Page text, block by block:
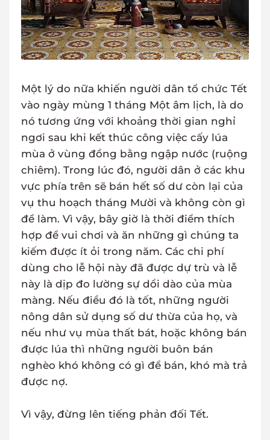
Một lý do nữa khiến người dân tổ chức Tết
vào ngày mùng 1 tháng Một âm lịch, là do
nó tương ứng với khoảng thời gian nghỉ
ngơi sau khi kết thúc công việc cấy lúa
mùa ở vùng đồng bằng ngập nước (ruộng
chiêm). Trong lúc đó, người dân ở các khu
vực phía trên sẽ bán hết số dư còn lại của
vụ thu hoạch tháng Mười và không còn gì
để làm. Vì vậy, bây giờ là thời điểm thích
hợp để vui chơi và ăn những gì chúng ta
kiếm được ít ỏi trong năm. Các chi phí
dùng cho lễ hội này đã được dự trù và lễ
này là dịp đo lường sự dồi dào của mùa
màng. Nếu điều đó là tốt, những người
nông dân sử dụng số dư thừa của họ, và
nếu như vụ mùa thất bát, hoặc không bán
được lúa thì những người buôn bán
nghèo khó không có gì để bán, khó mà trả
được nợ.
Vì vậy, đừng lên tiếng phản đối Tết.